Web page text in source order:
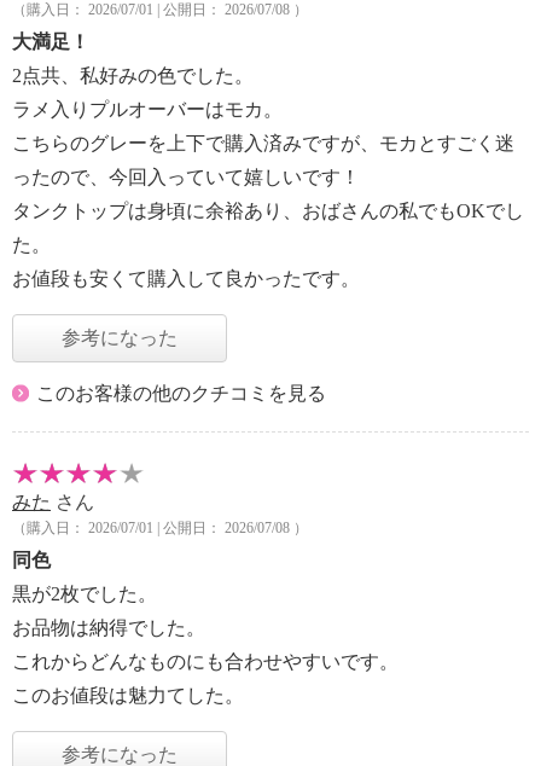
（購入日： 2026/07/01 | 公開日： 2026/07/08 ）
大満足！
2点共、私好みの色でした。
ラメ入りプルオーバーはモカ。
こちらのグレーを上下で購入済みですが、モカとすごく迷
ったので、今回入っていて嬉しいです！
タンクトップは身頃に余裕あり、おばさんの私でもOKでし
た。
お値段も安くて購入して良かったです。
参考になった
このお客様の他のクチコミを見る
みた さん
（購入日： 2026/07/01 | 公開日： 2026/07/08 ）
同色
黒が2枚でした。
お品物は納得でした。
これからどんなものにも合わせやすいです。
このお値段は魅力てした。
参考になった